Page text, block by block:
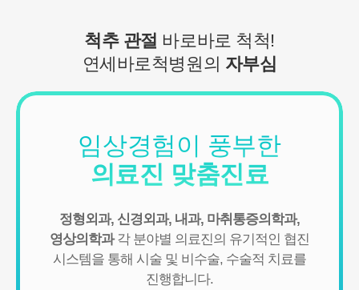
척추 관절 바로바로 척척!
연세바로척병원의 자부심
임상경험이 풍부한
의료진 맞춤진료
정형외과, 신경외과, 내과, 마취통증의학과,
영상의학과각 분야별 의료진의 유기적인 협진
시스템을 통해 시술 및 비수술, 수술적 치료를
진행합니다.
신청, 서면양식, 팩스, 전화, 게시판, 이메일
3. 서비스 이용과정에서 아래와 같은 정보들이 자동으로 생성되어 수
- IP Address, 쿠키, 방문 일시, 서비스 이용 기록, 불량 이용 기록
연세바로척병원에서는 개인정보를 다음의 목적이외의 용도로는 이
용하지 않으며 이용 목적이 변경될 경우에는 동의를 받아 처리하겠
- 진료정보: 진단 및 치료를 위한 진료서비스와 청구, 수납 및 환급 등
의 원무 서비스 제공
- 예약정보: 진료 예약 및 예약조회 등 기타 서비스 이용에 따른 본인
확인 절차에 이용
- 상담정보: 전화나 문자, 카카오톡을 이용한 고객 진료상담 및 안내